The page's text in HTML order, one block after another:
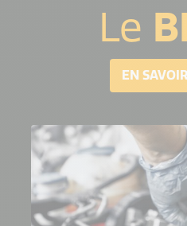
Le
EN